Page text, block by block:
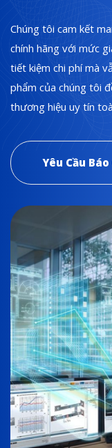
Chúng tôi cam kết
chính hãng với mức
tiết kiệm chi phí mà
phẩm của chúng tôi
thương hiệu uy tín
Yêu Cầu Báo